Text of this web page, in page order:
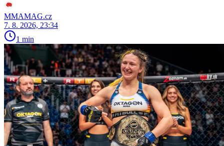
MMAMAG.cz
7. 8. 2026, 23:34
1 min